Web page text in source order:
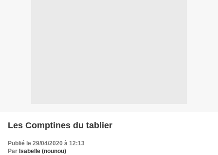
Les Comptines du tablier
Publié le 29/04/2020 à 12:13
Par Isabelle (nounou)